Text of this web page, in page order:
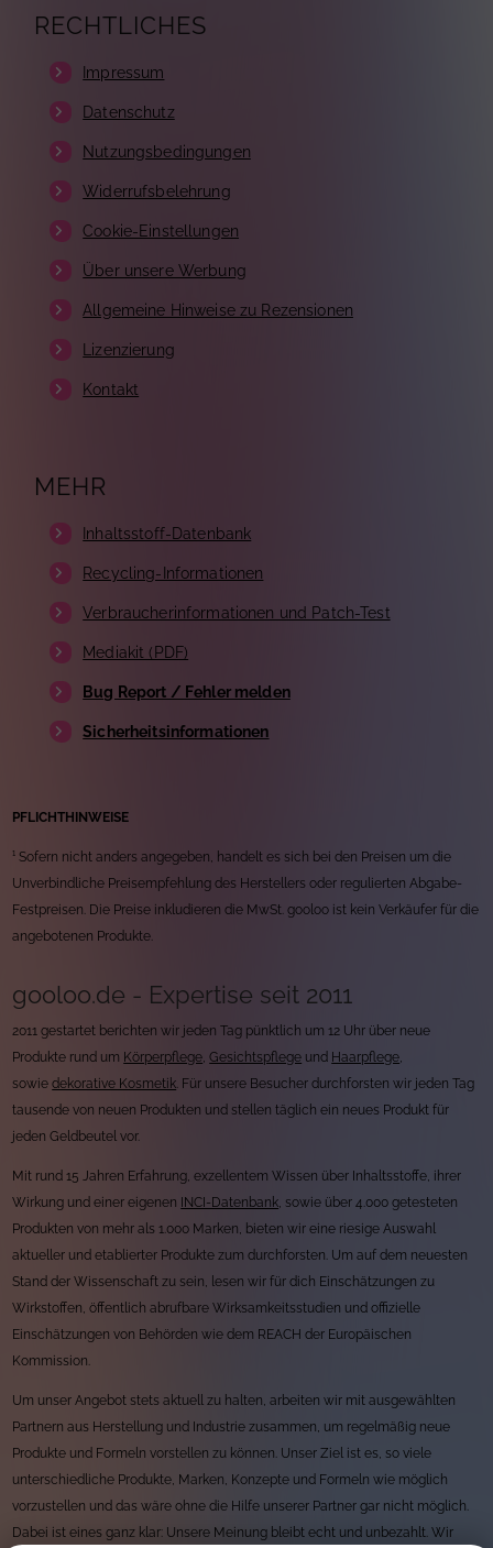
RECHTLICHES
Impressum
Datenschutz
Nutzungsbedingungen
Widerrufsbelehrung
Cookie-Einstellungen
Über unsere Werbung
Allgemeine Hinweise zu Rezensionen
Lizenzierung
Kontakt
MEHR
Inhaltsstoff-Datenbank
Recycling-Informationen
Verbraucherinformationen und Patch-Test
Mediakit (PDF)
Bug Report / Fehler melden
Sicherheitsinformationen
PFLICHTHINWEISE
¹ Sofern nicht anders angegeben, handelt es sich bei den Preisen um die
Unverbindliche Preisempfehlung des Herstellers oder regulierten Abgabe-
Festpreisen. Die Preise inkludieren die MwSt. gooloo ist kein Verkäufer für die
angebotenen Produkte.
gooloo.de - Expertise seit 2011
2011 gestartet berichten wir jeden Tag pünktlich um 12 Uhr über neue
Produkte rund um Körperpflege,Gesichtspflege und Haarpflege,
sowiedekorative Kosmetik. Für unsere Besucher durchforsten wir jeden Tag
tausende von neuen Produkten und stellen täglich ein neues Produkt für
jeden Geldbeutel vor.
Mit rund 15 Jahren Erfahrung, exzellentem Wissen über Inhaltsstoffe, ihrer
Wirkung und einer eigenen INCI-Datenbank, sowie über 4.000 getesteten
Produkten von mehr als 1.000 Marken, bieten wir eine riesige Auswahl
aktueller und etablierter Produkte zum durchforsten. Um auf dem neuesten
Stand der Wissenschaft zu sein, lesen wir für dich Einschätzungen zu
Wirkstoffen, öffentlich abrufbare Wirksamkeitsstudien und offizielle
Einschätzungen von Behörden wie dem REACH der Europäischen
Kommission.
Um unser Angebot stets aktuell zu halten, arbeiten wir mit ausgewählten
Partnern aus Herstellung und Industrie zusammen, um regelmäßig neue
Produkte und Formeln vorstellen zu können. Unser Ziel ist es, so viele
unterschiedliche Produkte, Marken, Konzepte und Formeln wie möglich
vorzustellen und das wäre ohne die Hilfe unserer Partner gar nicht möglich.
Dabei ist eines ganz klar: Unsere Meinung bleibt echt und unbezahlt. Wir